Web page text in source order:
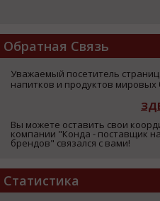
Обратная Связь
Уважаемый посетитель
напитков и продуктов мировых
Вы можете оставить свои
компании "Конда - поставщик
брендов" связался с вами!
Статистика